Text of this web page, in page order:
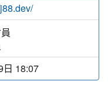
日 18:07